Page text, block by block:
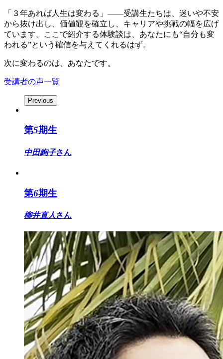
「３年あれば人生は変わる」――受講生たちは、迷いや不安
から抜け出し、価値観を確立し、キャリアや挑戦の幅を広げ
ています。ここで紹介する体験談は、あなたにも“自分も変
われる”という確信を与えてくれるはず。
次に変わるのは、あなたです。
受講者の声一覧
Previous
第5期生
中田絢子さん
第6期生
柳井直人 さん